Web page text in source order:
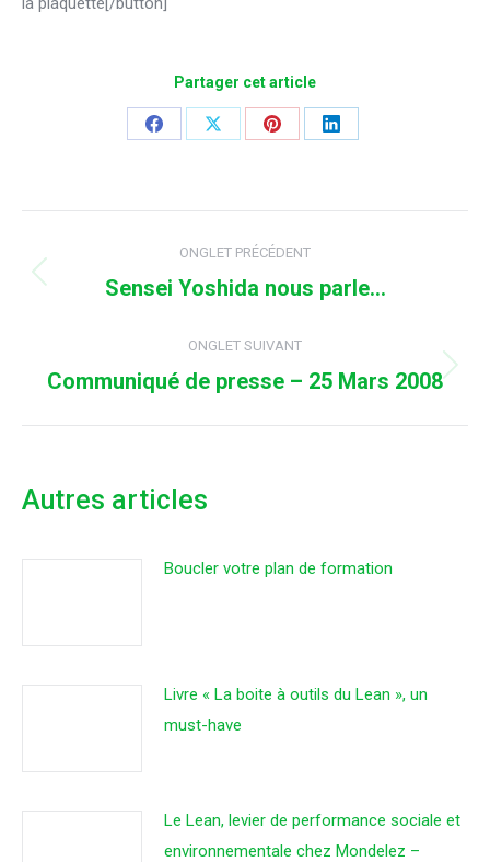
Partager cet article
Share
Share
Share
Share
de
ONGLET PRÉCÉDENT
Onglet
Sensei Yoshida nous parle…
ONGLET SUIVANT
Onglet
Communiqué de presse – 25 Mars 2008
Autres articles
Boucler votre plan de formation
Livre « La boite à outils du Lean », un
must-have
Le Lean, levier de performance sociale et
environnementale chez Mondelez –